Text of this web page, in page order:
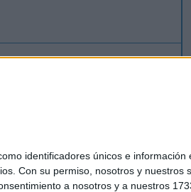
identificadores únicos e información
Con su permiso, nosotros y nuestros
a nosotros y a nuestros
oregístratepara enviar comentarios
+34 91 593 2767